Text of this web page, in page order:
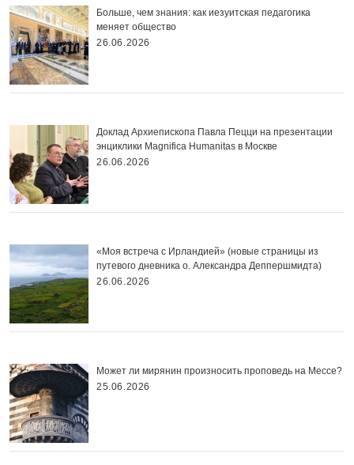
Больше, чем знания: как иезуитская педагогика
меняет общество
26.06.2026
Доклад Архиепископа Павла Пецци на презентации
энциклики Magnifica Нumanitas в Москве
26.06.2026
«Моя встреча с Ирландией» (новые страницы из
путевого дневника о. Александра Деппершмидта)
26.06.2026
Может ли мирянин произносить проповедь на Мессе?
25.06.2026